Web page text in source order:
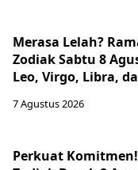
Merasa Lelah?
Zodiak Sabtu 8
Leo, Virgo, Libra,
7 Agustus 2026
Perkuat